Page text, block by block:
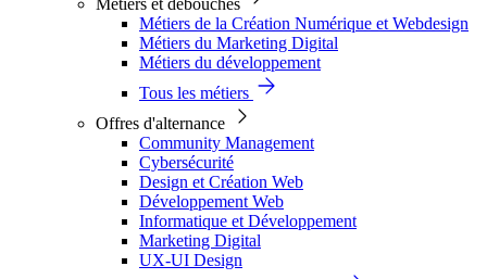
Métiers et débouchés
Métiers de la Création Numérique et Webdesign
Métiers du Marketing Digital
Métiers du développement
Tous les métiers
Offres d'alternance
Community Management
Cybersécurité
Design et Création Web
Développement Web
Informatique et Développement
Marketing Digital
UX-UI Design